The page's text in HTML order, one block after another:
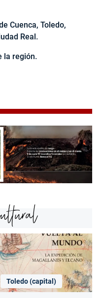
Cuenca, Toledo,
Real.
la región.
Toledo (capital)